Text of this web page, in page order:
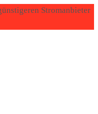
Stromanbieter